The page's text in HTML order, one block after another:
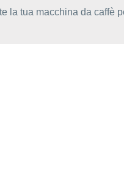
la tua macchina da caffè